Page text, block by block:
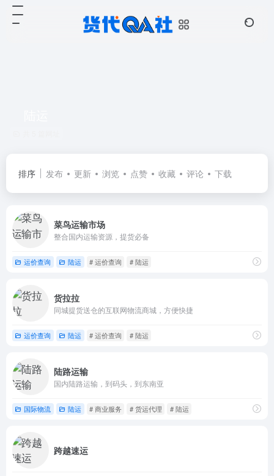
排序 发布 更新 浏览 点赞 收藏 评论 下载
菜鸟运输市场
整合国内运输资源，提货必备
运价查询 陆运 # 运价查询 # 陆运
货拉拉
同城提货送仓的互联网物流商城，方便快捷
运价查询 陆运 # 运价查询 # 陆运
陆路运输
国内陆路运输，到码头，到东南亚
国际物流 陆运 # 商业服务 # 货运代理 # 陆运
跨越速运